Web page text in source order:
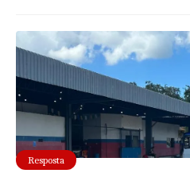
Resposta